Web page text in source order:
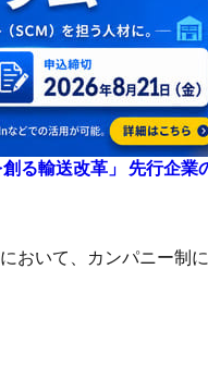
る輸送改革」 先行企業
おいて、カンパニー制